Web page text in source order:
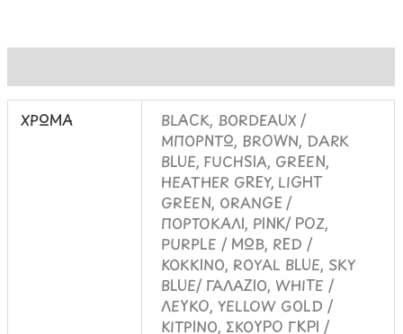
ΧΡΩΜΑ
BLACK, BORDEAUX /
ΜΠΟΡΝΤΩ, BROWN, DARK
BLUE, FUCHSIA, GREEN,
HEATHER GREY, LIGHT
GREEN, ORANGE /
ΠΟΡΤΟΚΑΛΙ, PINK/ ΡΟΖ,
PURPLE / ΜΩΒ, RED /
ΚΟΚΚΙΝΟ, ROYAL BLUE, SKY
BLUE/ ΓΑΛΑΖΙΟ, WHITE /
ΛΕΥΚΟ, YELLOW GOLD /
ΚΙΤΡΙΝΟ, ΣΚΟΥΡΟ ΓΚΡΙ /